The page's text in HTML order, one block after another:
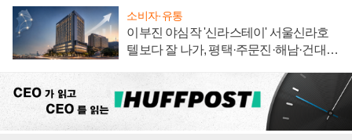
소비자·유통
이부진 야심작 '신라스테이' 서울신라호
텔보다 잘 나가, 평택·주문진·해남·건대로